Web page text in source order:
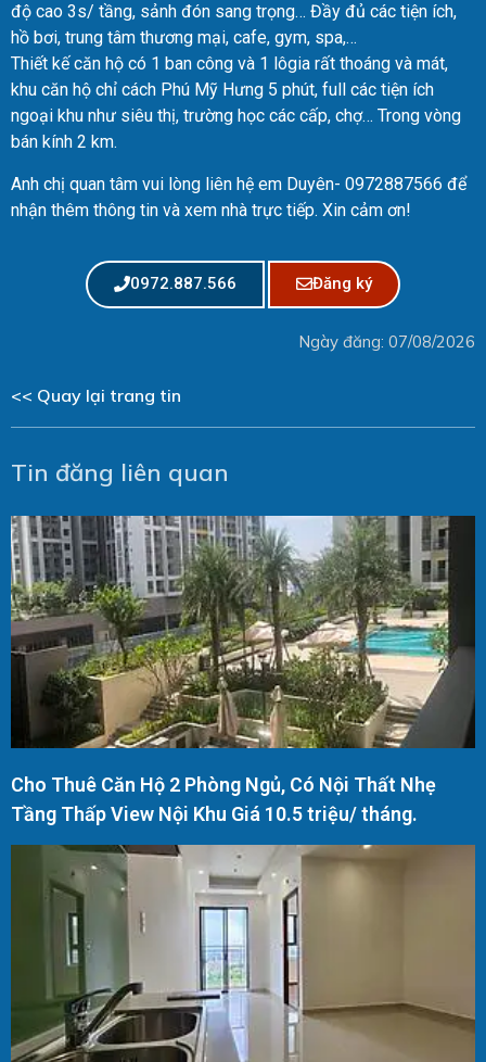
độ cao 3s/ tầng, sảnh đón sang trọng… Đầy đủ các tiện ích,
hồ bơi, trung tâm thương mại, cafe, gym, spa,…
Thiết kế căn hộ có 1 ban công và 1 lôgia rất thoáng và mát,
khu căn hộ chỉ cách Phú Mỹ Hưng 5 phút, full các tiện ích
ngoại khu như siêu thị, trường học các cấp, chợ… Trong vòng
bán kính 2 km.
Anh chị quan tâm vui lòng liên hệ em Duyên- 0972887566 để
nhận thêm thông tin và xem nhà trực tiếp. Xin cảm ơn!
0972.887.566 Đăng ký
Ngày đăng: 07/08/2026
<< Quay lại trang tin
Tin đăng liên quan
Cho Thuê Căn Hộ 2 Phòng Ngủ, Có Nội Thất Nhẹ
Tầng Thấp View Nội Khu Giá 10.5 triệu/ tháng.